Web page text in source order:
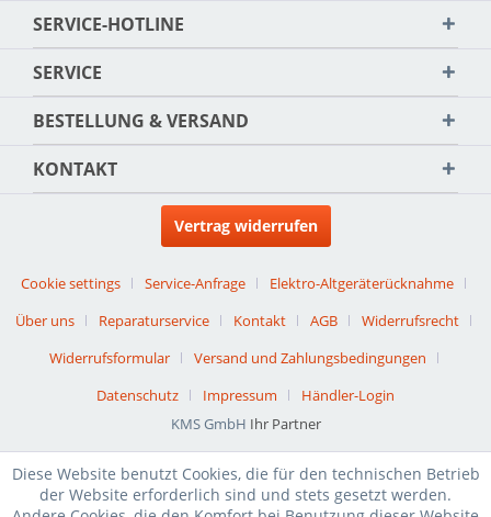
SERVICE-HOTLINE
SERVICE
BESTELLUNG & VERSAND
KONTAKT
Vertrag widerrufen
Cookie settings Service-Anfrage
Elektro-Altgeräterücknahme
Über uns
Reparaturservice Kontakt AGB
Widerrufsrecht
Widerrufsformular
Versand und Zahlungsbedingungen
Datenschutz
Impressum
Händler-Login
KMS GmbH Ihr Partner
Diese Website benutzt Cookies, die für den technischen Betrieb
der Website erforderlich sind und stets gesetzt werden.